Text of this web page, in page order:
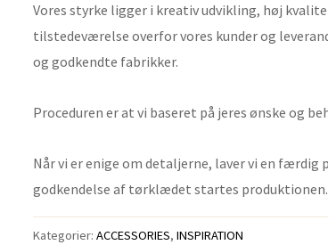
Vores styrke ligger i kreativ udvikling, høj
tilstedeværelse overfor vores kunder og
og godkendte fabrikker.
Proceduren er at vi baseret på jeres ønske og
Når vi er enige om detaljerne, laver vi en færdig
godkendelse af tørklædet startes produktionen.
Kategorier: ACCESSORIES, INSPIRATION